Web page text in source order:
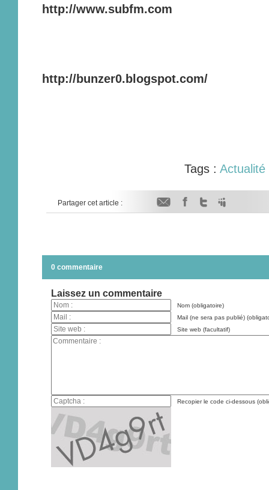
http://www.subfm.com
http://bunzer0.blogspot.com/
Tags : Actualité
Partager cet article :
0 commentaire
Laissez un commentaire
Nom (obligatoire)
Mail (ne sera pas publié)
Site web (facultatif)
Recopier le code ci-dessous